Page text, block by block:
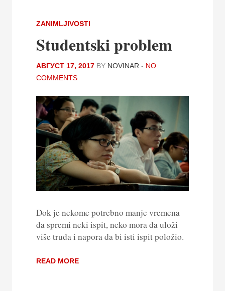
ZANIMLJIVOSTI
Studentski problem
АВГУСТ 17, 2017 BY NOVINAR - NO
COMMENTS
Dok je nekome potrebno manje vremena
da spremi neki ispit, neko mora da uloži
više truda i napora da bi isti ispit položio.
READ MORE